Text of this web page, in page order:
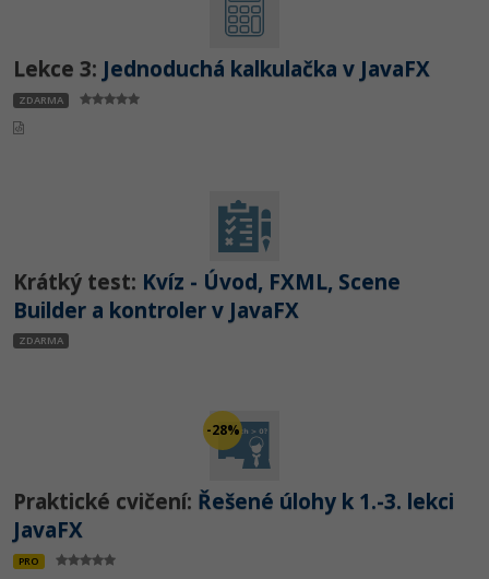
Lekce 3: Jednoduchá kalkulačka v JavaFX
ZDARMA
Krátký test: Kvíz - Úvod, FXML, Scene
Builder a kontroler v JavaFX
ZDARMA
-28%
Praktické cvičení: Řešené úlohy k 1.-3. lekci
JavaFX
PRO